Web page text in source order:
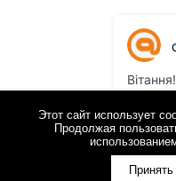
Этот сайт использует
Продолжая
Принять